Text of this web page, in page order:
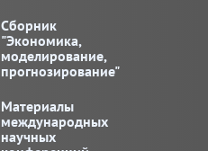
Сборник
"Экономика,
моделирование,
прогнозирование"
Материалы
международных
научных